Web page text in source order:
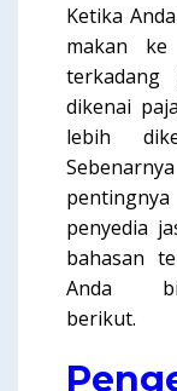
Ketika
makan
dikenai
lebih
penyedia
bahasan
Anda